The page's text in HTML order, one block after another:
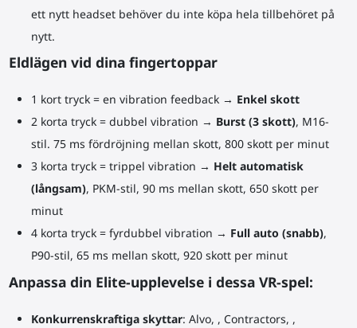
ett nytt headset behöver du inte köpa hela tillbehöret på
nytt.
Eldlägen vid dina fingertoppar
1 kort tryck = en vibration feedback → Enkel skott
2 korta tryck = dubbel vibration → Burst (3 skott), M16-
stil. 75 ms fördröjning mellan skott, 800 skott per minut
3 korta tryck = trippel vibration → Helt automatisk
(långsam), PKM-stil, 90 ms mellan skott, 650 skott per
minut
4 korta tryck = fyrdubbel vibration → Full auto (snabb),
P90-stil, 65 ms mellan skott, 920 skott per minut
Anpassa din Elite-upplevelse i dessa VR-spel:
Konkurrenskraftiga skyttar: Alvo, , Contractors, ,